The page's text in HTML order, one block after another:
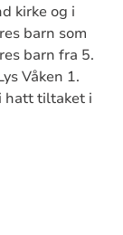
kirke og i
barn som
barn fra 5.
Våken 1.
hatt tiltaket i